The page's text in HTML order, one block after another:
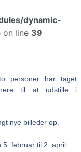
dynamic-
on line 39
personer har taget
til at udstille i
nye billeder op.
februar til 2. april.